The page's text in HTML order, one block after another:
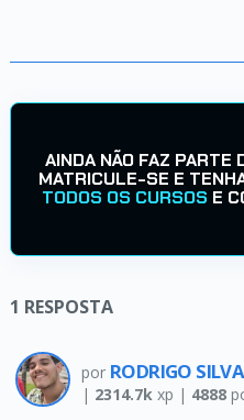
AINDA NÃO FAZ PARTE
MATRICULE-SE E
TODOS OS CURSOS E
1 RESPOSTA
por RODRIGO
| 2314.7k xp | 4888